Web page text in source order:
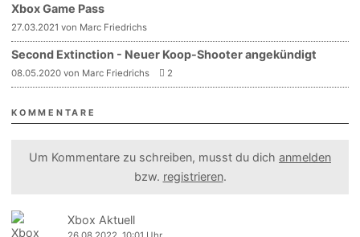
Xbox Game Pass
27.03.2021 von Marc Friedrichs
Second Extinction - Neuer Koop-Shooter angekündigt
08.05.2020 von Marc Friedrichs 2
KOMMENTARE
Um Kommentare zu schreiben, musst du dich anmelden
bzw. registrieren.
Xbox Aktuell